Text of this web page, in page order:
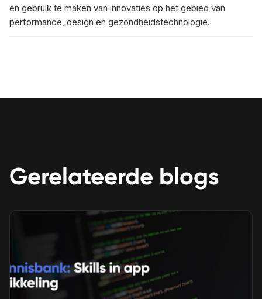
en gebruik te maken van innovaties op het gebied van
performance, design en gezondheidstechnologie.
Gerelateerde blogs